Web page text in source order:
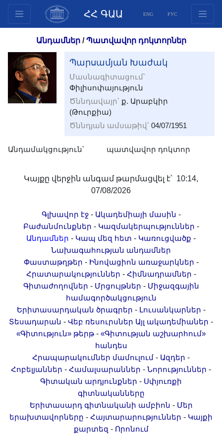
ՀՀ ԳԱԱ ENG РУС
անդամներ
Փաստաթղթեր
Ինովացիոն առաջարկներ
Հրատարակություններ
Հիմնադրամներ
Մրցույթներ
համագործակցություն
Լուսանկարներ
Տեսադարան
Վեբ ռեսուրսներ
Այլ ակադեմիաներ
«Գիտություն» թերթ
«Գիտության աշխարհում»
հանդես
Հրապարակումներ
Ազդեր
Հոբելյաններ
Համալսարաններ
Նորություններ
Գիտական արդյունքներ
Անդամներ/Պատվավոր դոկտորներ
Պարսամյան Խաժակ
Մասնագիտացում՝
Փիլիսոփայություն
Ծննդավայր՝ ք. Արաբկիր
(Թուրքիա)
Ծննդյան ամսաթիվ՝ 04/07/1951
Անդամակցություն՝ պատվավոր դոկտոր
Կայքը վերջին անգամ թարմացվել է՝ 10:14,
07/08/2026
Գլխավոր էջ- Ակադեմիայի մասին -
Բաժանմունքներ - Կազմակերպություններ -
Անդամներ - Կապ մեզ հետ - Կառուցվածք -
Նախագահության անդամներ
Փաստաթղթեր - Ինովացիոն առաջարկներ -
Հրատարակություններ - Հիմնադրամներ -
Գիտաժողովներ - Մրցույթներ - Միջազգային
համագործակցություն
Երիտասարդական ծրագրեր - Լուսանկարներ -
Տեսադարան - Վեբ ռեսուրսներ Այլ ակադեմիաներ -
«Գիտություն» թերթ - «Գիտության աշխարհում»
հանդես
Հրապարակումներ մամուլում - Ազդեր -
Հոբելյաններ - Համալսարաններ - Նորություններ -
Գիտական արդյունքներ - Սփյուռքի
գիտնականները
Երիտասարդ գիտնականի ամբիոն - Մեր
երախտավորները - Հայտարարություններ - Կայքի
քարտեզ - Որոնում